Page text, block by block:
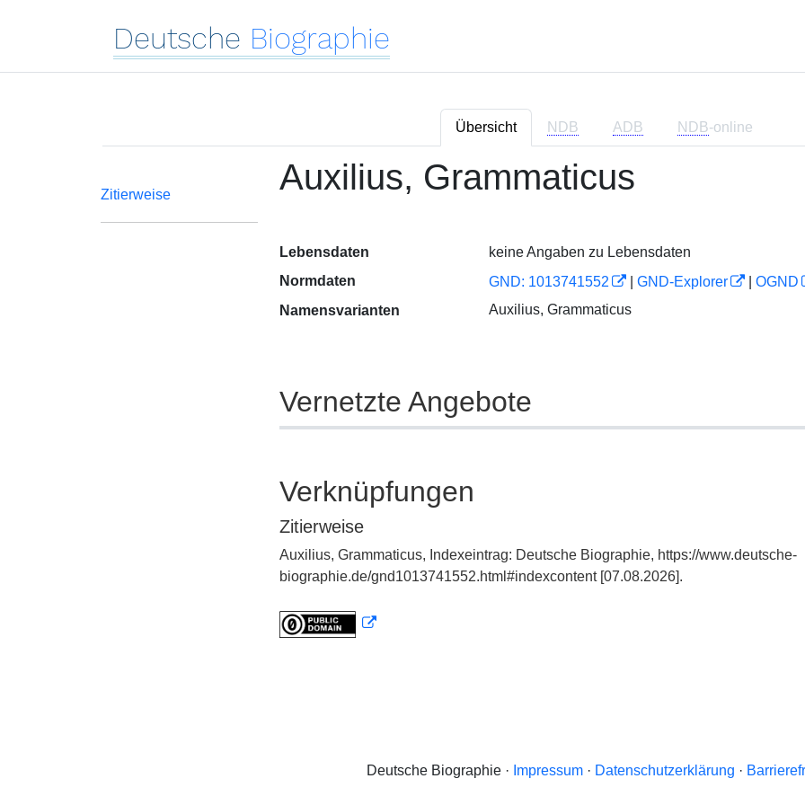
Deutsche Biographie
Übersicht NDB ADB NDB-online
Zitierweise Auxilius, Grammaticus
Lebensdaten
keine Angaben zu Lebensdaten
Normdaten
GND: 1013741552 GND-Explorer OGND
Namensvarianten
Auxilius, Grammaticus
Vernetzte Angebote
Verknüpfungen
Zitierweise
Auxilius, Grammaticus, Indexeintrag: Deutsche Biographie, https://www.deutsche-
biographie.de/gnd1013741552.html#indexcontent [07.08.2026].
Deutsche Biographie · Impressum · Datenschutzerklärung ·